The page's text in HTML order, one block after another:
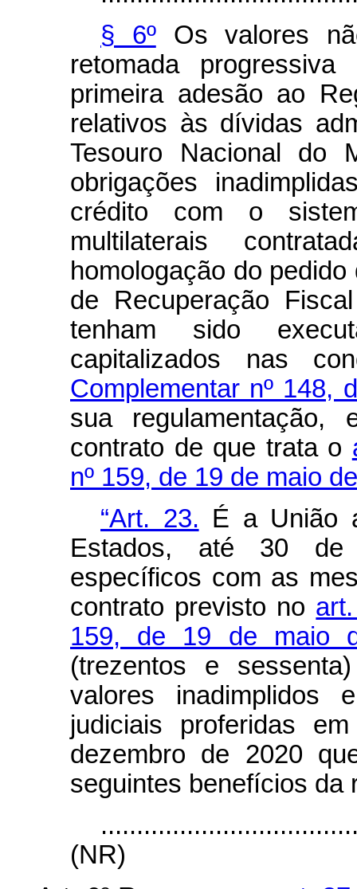
§ 6ºOs valores
retomada
primeira adesão ao
relativos às dívidas
Tesouro Nacional do
obrigações
crédito com o
multilaterais
homologação do
de Recuperação
tenham sido
capitalizados nas
Complementar nº 148,
sua
contrato de que trata o
nº 159, de 19 de maio
“Art. 23. É a União
Estados, até 30 de
específicos com as
contrato previsto no
159, de 19 de maio
(trezentos e
valores inadimplidos
judiciais proferidas
dezembro de 2020
seguintes benefícios da
(NR)